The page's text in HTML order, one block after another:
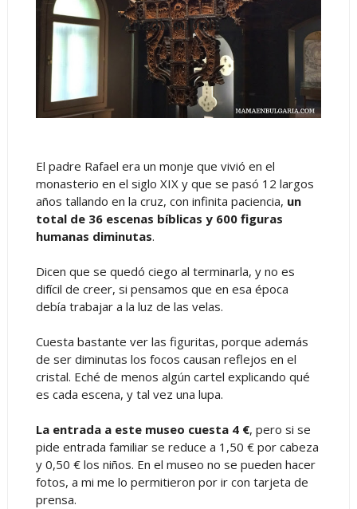
El padre Rafael era un monje que vivió en el
monasterio en el siglo XIX y que se pasó 12 largos
años tallando en la cruz, con infinita paciencia, un
total de 36 escenas bíblicas y 600 figuras
humanas diminutas.
Dicen que se quedó ciego al terminarla, y no es
difícil de creer, si pensamos que en esa época
debía trabajar a la luz de las velas.
Cuesta bastante ver las figuritas, porque además
de ser diminutas los focos causan reflejos en el
cristal. Eché de menos algún cartel explicando qué
es cada escena, y tal vez una lupa.
La entrada a este museo cuesta 4 €, pero si se
pide entrada familiar se reduce a 1,50 € por cabeza
y 0,50 € los niños. En el museo no se pueden hacer
fotos, a mi me lo permitieron por ir con tarjeta de
prensa.